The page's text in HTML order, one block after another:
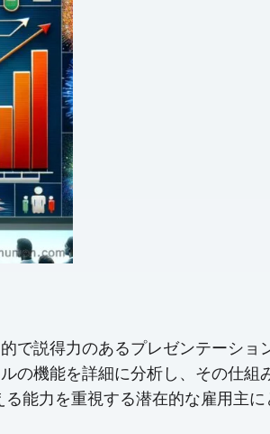
で説得力のあるプレゼンテーショ
の機能を詳細に分析し、その仕組
能力を重視する潜在的な雇用主に